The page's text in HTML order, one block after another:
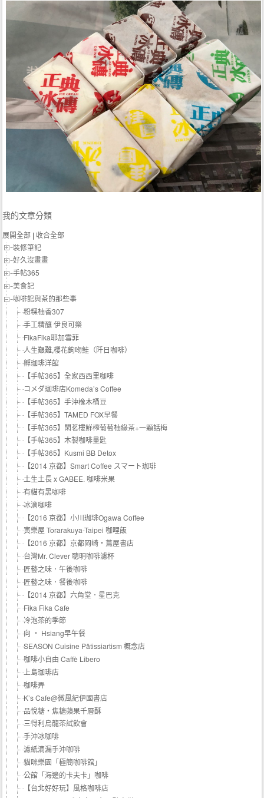
我的文章分類
展開全部 | 收合全部
裝修筆記
好久沒畫畫
手帖365
美食記
咖啡館與茶的那些事
粉粿柚香307
手工精釀 伊良可樂
FikaFika耶加雪菲
人生艱難,櫻花鉤吻鮭（阡日咖啡）
孵珈琲洋館
【手帖365】全家西西里咖啡
コメダ珈琲店Komeda’s Coffee
【手帖365】手沖橡木桶豆
【手帖365】TAMED FOX早餐
【手帖365】閑茗樓鮮榨葡萄柚綠茶+一顆話梅
【手帖365】木製咖啡量匙
【手帖365】Kusmi BB Detox
【2014 京都】Smart Coffee スマート珈琲
土生土長 x GABEE. 咖啡米果
有貓有黑咖啡
冰滴咖啡
【2016 京都】小川珈琲Ogawa Coffee
寅樂屋 Torarakuya-Taipei 咖哩飯
【2016 京都】京都岡崎・蔦屋書店
台灣Mr. Clever 聰明咖啡濾杯
匠藝之味．午後咖啡
匠藝之味．餐後咖啡
【2014 京都】六角堂．星巴克
Fika Fika Cafe
冷泡茶的季節
向 ‧ Hsiang早午餐
SEASON Cuisine Pâtissiartism 概念店
咖啡小自由 Caffè Libero
上島珈琲店
咖啡弄
K’s Cafe@微風紀伊國書店
品悅糖‧焦糖蘋果千層酥
三得利烏龍茶試飲會
手沖冰咖啡
濾紙滴漏手沖咖啡
貓咪樂園「極簡咖啡館」
公館「海邊的卡夫卡」咖啡
【台北好好玩】風格咖啡店